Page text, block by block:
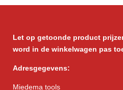
Let op getoonde product
word in de winkelwagen pas
Adresgegevens:
Miedema tools